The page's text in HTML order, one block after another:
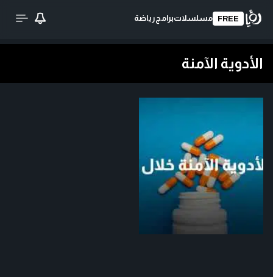
FREE مسلسلاتبرامج رياضة
الأدوية الآمنة